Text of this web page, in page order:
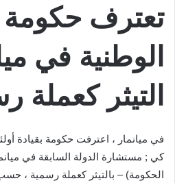
تعترف حكومة
الوطنية في
التيثر كعملة
في ميانمار ، اعترفت حكومة بقيادة
كي ; مستشارة الدولة السابقة في
الحكومة) – بالتيثر كعملة رسمية ،